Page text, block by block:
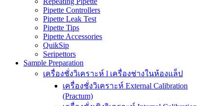
Pipette Controllers
Pipette Leak Test
Pipette Tips
Pipette Accessories
QuikSip
Seripettors
Sample Preparation
เครื่องชั่งวิเคราะห์ l เครื่องช่างในห้องแล็ป
เครื่องชั่งวิเคราะห์ External Calibration
(Practum)